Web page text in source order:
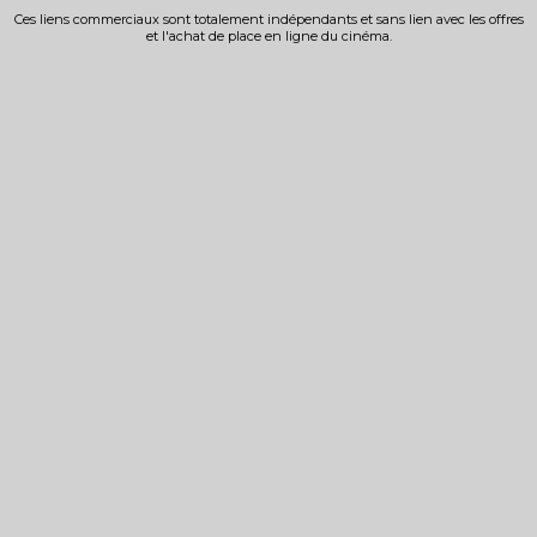
Ces liens commerciaux sont totalement indépendants et sans lien avec les offres
et l'achat de place en ligne du cinéma.